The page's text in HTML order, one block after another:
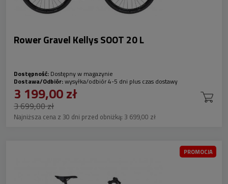
Rower Gravel Kellys SOOT 20 L
Dostępność: Dostępny w magazynie
Dostawa/Odbiór:wysyłka/odbiór 4-5 dni plus czas dostawy
3 199,00 zł
3 699,00 zł
Najniższa cena z 30 dni przed obniżką: 3 699,00 zł
PROMOCJA